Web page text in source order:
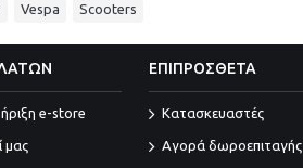
Vespa Scooters
e-store
μας
ΕΠΙΠΡΟΣΘΕΤΑ
Κατασκευαστές
Αγορά δωροεπιταγής